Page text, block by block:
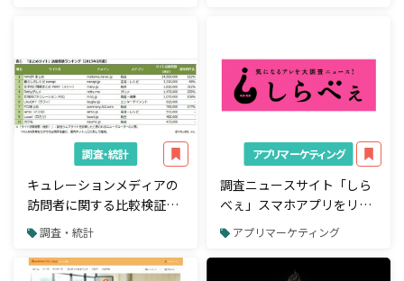
調査・統計
キュレーションメディアの
訪問者に関する比較検証の
結果を公開
調査・統計
アプリマーケティング
調査ニュースサイト「しら
べぇ」スマホアプリをリリ
ース！創刊9ヶ月目で1000
アプリマーケティング